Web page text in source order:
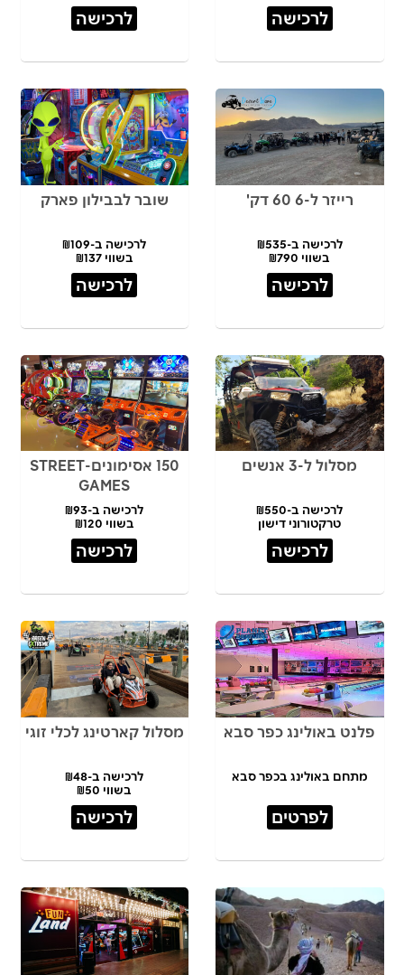
לרכישה לרכישה
רייזר ל-6 60 דק'
לרכישה ב-₪535
בשווי ₪790
לרכישה
שובר לבבילון פארק
לרכישה ב-₪109
בשווי ₪137
לרכישה
מסלול ל-3 אנשים
לרכישה ב-₪550
טרקטורוני דישון
לרכישה
150 אסימונים-STREET
GAMES
לרכישה ב-₪93
בשווי ₪120
לרכישה
פלנט באולינג כפר סבא
מתחם באולינג בכפר סבא
לפרטים
מסלול קארטינג לכלי זוגי
לרכישה ב-₪48
בשווי ₪50
לרכישה